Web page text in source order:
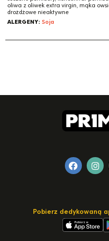
oliwa z oliwek extra virgin, mąka
drożdżowe nieaktywne
ALERGENY: Soja
Pobierz dedykowaną